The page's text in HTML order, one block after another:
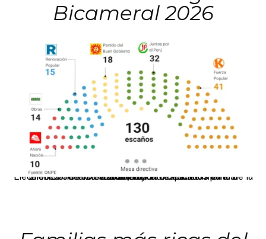
Bicameral 2026
El JNE oficializó la distribución de escaños para la elección de 60 senadores y 130 diputados en las Elecciones Generales 2026, tras el restablecimiento de la Bicameralidad.